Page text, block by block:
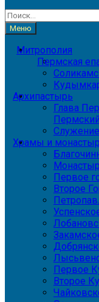
Найти:
Меню
Митрополия
Пермская
Архипастырь
Глава
Храмы и
Первое
Второе
Первое
Второе